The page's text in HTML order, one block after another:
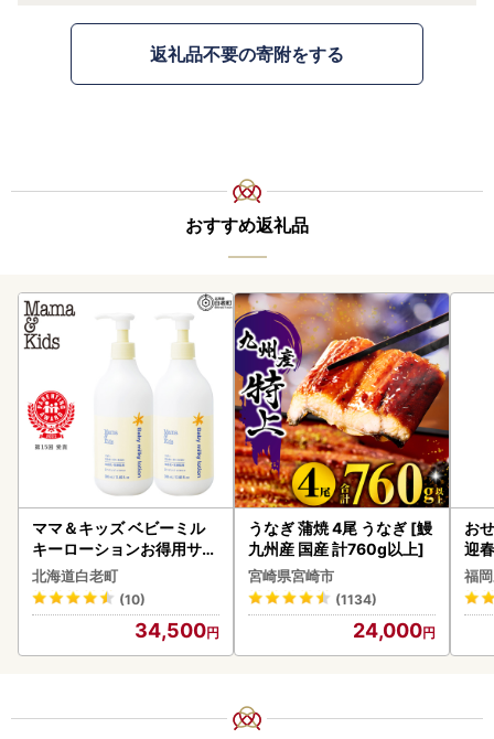
返礼品不要の寄附をする
おすすめ返礼品
ママ＆キッズ ベビーミル
キーローションお得用サイ
ズ 380ml 2本セット CH21
0
北海道白老町
(10)
34,500
うなぎ 蒲焼 4尾 うなぎ [鰻
九州産 国産 計760g以上]
宮崎県宮崎市
(1134)
24,000
お
迎
福